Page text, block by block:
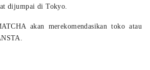
dijumpai di Tokyo.
akan merekomendasikan toko atau